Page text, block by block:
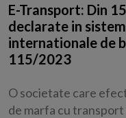
E-Transport: Din
declarate in
internationale de
115/2023
O societate care
de marfa cu